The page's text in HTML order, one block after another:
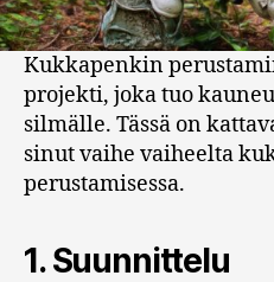
Kukkapenkin
projekti, joka tuo
silmälle. Tässä on
sinut vaihe vaiheelta
perustamisessa.
1.Suunnittelu